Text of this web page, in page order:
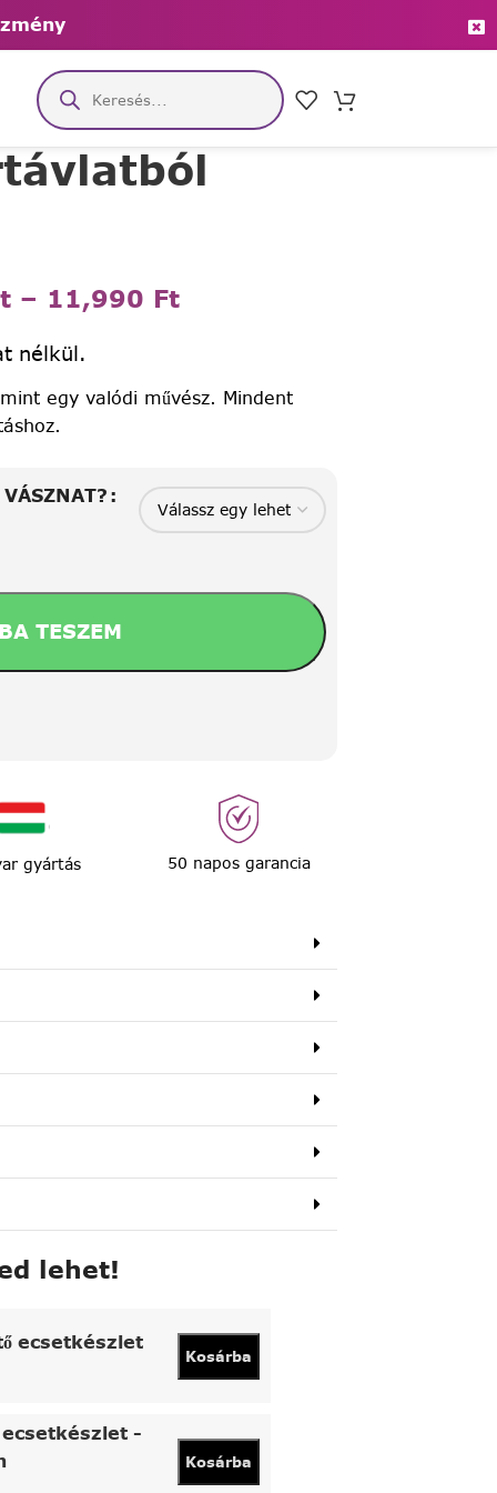
– 11,990 Ft
nélkül.
egy valódi művész. Mindent
TESZEM
gyártás 50 napos garancia
lehet!
ecsetkészlet
Kosárba
-
Kosárba